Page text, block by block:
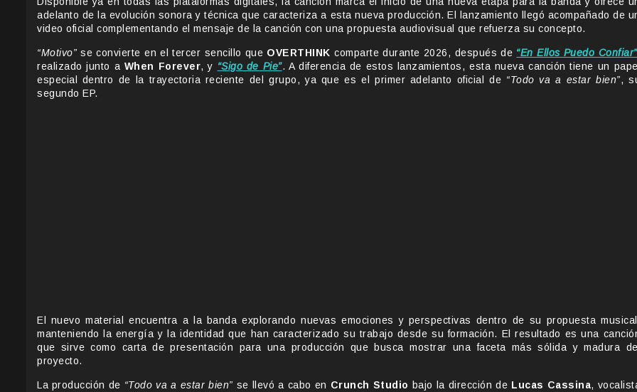
adelanto de la evolución sonora y técnica que caracteriza a esta nueva producción. El lanzamiento llegó acompañado de
video oficial complementando el mensaje de la canción con una propuesta audiovisual que refuerza su concepto.
“Motivo” se convierte en el tercer sencillo que OVERTHINK comparte durante 2026, después de “En Ellos Puedo Confiar”
realizado junto a When Forever, y “Sigo de Pie”. A diferencia de estos lanzamientos, esta nueva canción tiene un
especial dentro de la trayectoria reciente del grupo, ya que es el primer adelanto oficial de “Todo va a estar bien”,
segundo EP.
El nuevo material encuentra a la banda explorando nuevas emociones y perspectivas dentro de su propuesta
manteniendo la energía y la identidad que han caracterizado su trabajo desde su formación. El resultado es una
que sirve como carta de presentación para una producción que busca mostrar una faceta más sólida y madura
proyecto.
La producción de “Todo va a estar bien” se llevó a cabo en Crunch Studio bajo la dirección de Lucas Cassina,